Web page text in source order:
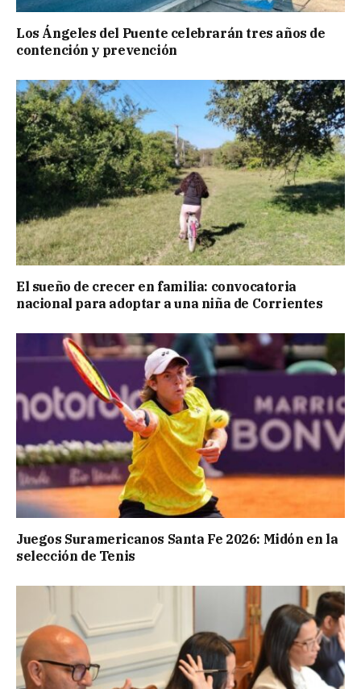
Los Ángeles del Puente celebrarán tres años de
contención y prevención
El sueño de crecer en familia: convocatoria
nacional para adoptar a una niña de Corrientes
Juegos Suramericanos Santa Fe 2026: Midón en la
selección de Tenis